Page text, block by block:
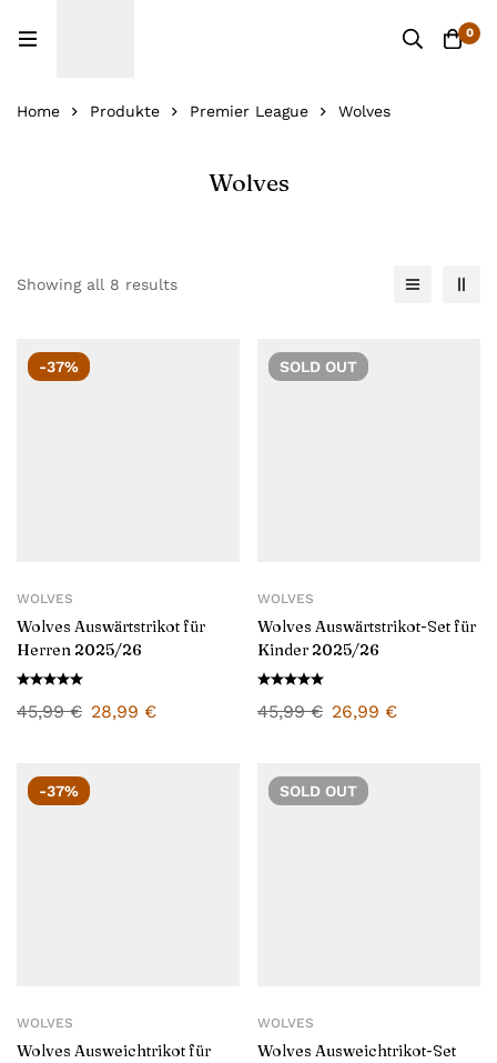
0
Home Produkte Premier League Wolves
Wolves
Showing all 8 results
-37%
WOLVES
Wolves Auswärtstrikot für
Herren 2025/26
45,99€ 28,99 €
SOLD OUT
WOLVES
Wolves Auswärtstrikot-Set für
Kinder 2025/26
45,99€ 26,99 €
-37%
WOLVES
Wolves Ausweichtrikot für
SOLD OUT
WOLVES
Wolves Ausweichtrikot-Set